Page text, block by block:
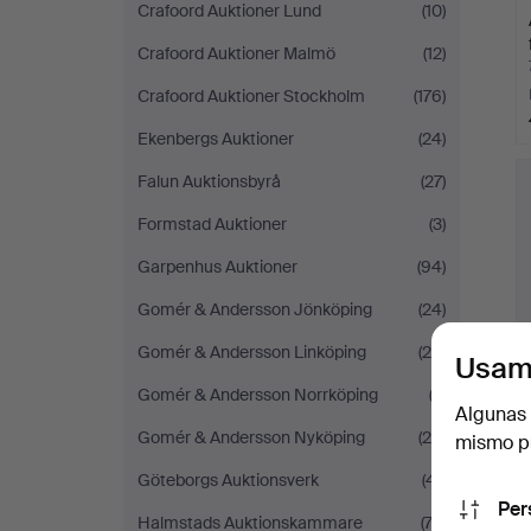
Crafoord Auktioner Lund
(10)
Crafoord Auktioner Malmö
(12)
Crafoord Auktioner Stockholm
(176)
Ekenbergs Auktioner
(24)
Falun Auktionsbyrå
(27)
Formstad Auktioner
(3)
Garpenhus Auktioner
(94)
Gomér & Andersson Jönköping
(24)
Gomér & Andersson Linköping
(28)
Gomér & Andersson Norrköping
(3)
Gomér & Andersson Nyköping
(28)
Göteborgs Auktionsverk
(41)
Halmstads Auktionskammare
(74)
Algunas
mismo